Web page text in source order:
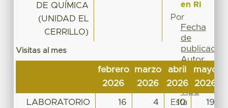
DE QUÍMICA
(UNIDAD EL
CERRILLO)
Visitas al mes
febrero
2026
marzo
2026
abril
2026
mayo
2026
LABORATORIO
16 4 10 19
en RI
Por
Fecha
de
publicación
Autor
Título
Materia
Tipo
Esta